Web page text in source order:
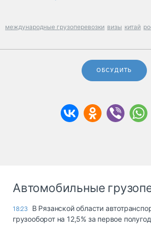
международные грузоперевозки визы китай
ОБСУДИТЬ
Автомобильные
18:23
В Рязанской области
грузооборот на 12,5% за первое